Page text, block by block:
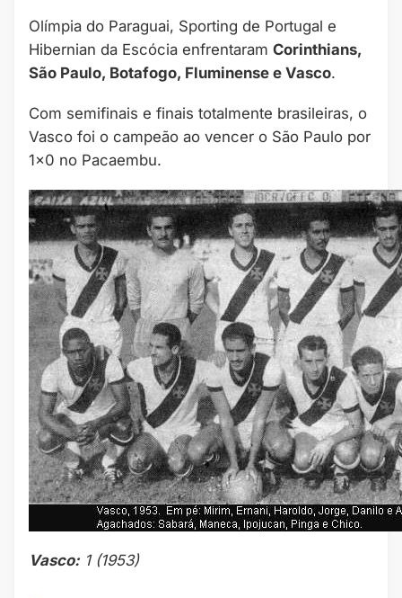
Olímpia do Paraguai, Sporting de Portugal e
Hibernian da Escócia enfrentaram Corinthians,
São Paulo, Botafogo, Fluminense e Vasco.
Com semifinais e finais totalmente brasileiras, o
Vasco foi o campeão ao vencer o São Paulo por
1×0 no Pacaembu.
Vasco: 1 (1953)